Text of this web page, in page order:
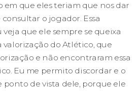
que eles teriam que nos dar
o jogador. Essa
que ele sempre se queixa
do Atlético, que
e não encontraram essa
Eu me permito discordar e o
ponto de vista dele, porque ele